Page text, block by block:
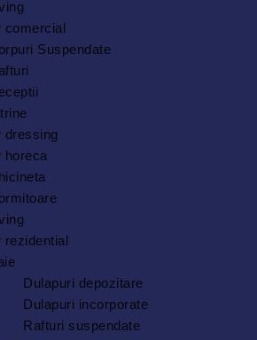
comercial
Suspendate
dressing
horeca
rezidential
Dulapuri depozitare
Dulapuri incorporate
Rafturi suspendate